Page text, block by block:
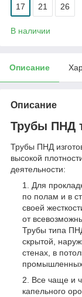
17 21 26
В наличии
Описание
Описание
Трубы ПНД
Трубы ПНД
высокой
деятельности:
Для
по полам и в
своей
от
Трубы типа
скрытой,
стенах, в
Все чаще и
капельного